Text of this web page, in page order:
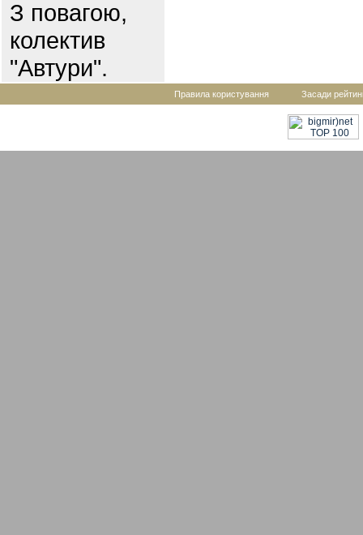
З повагою,
колектив
"Автури".
Правила користування Засади